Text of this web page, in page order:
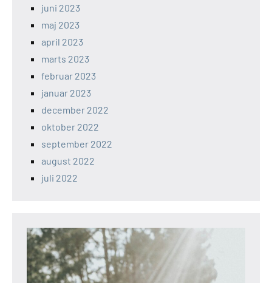
juni 2023
maj 2023
april 2023
marts 2023
februar 2023
januar 2023
december 2022
oktober 2022
september 2022
august 2022
juli 2022